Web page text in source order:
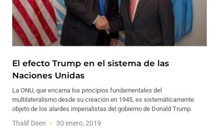
El efecto Trump en el sistema de las
Naciones Unidas
La ONU, que encarna los principios fundamentales del
multilateralismo desde su creación en 1945, es sistemáticamente
objeto de los alardes imperialistas del gobierno de Donald Trump.
Thalif Deen 30 enero, 2019